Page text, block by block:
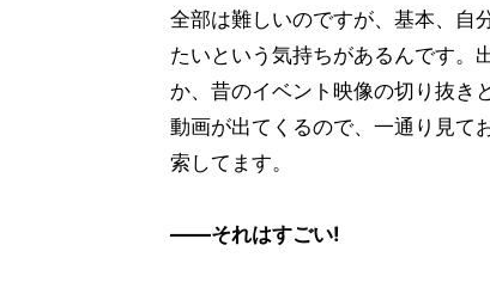
全部は難しいのですが、基本、自
たいという気持ちがあるんです。
か、昔のイベント映像の切り抜き
動画が出てくるので、一通り見て
索してます。
――それはすごい!